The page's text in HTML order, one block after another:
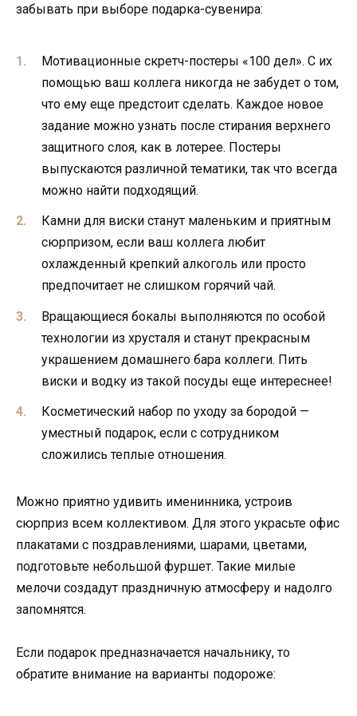
забывать при выборе подарка-сувенира:
Мотивационные скретч-постеры «100 дел». С их
помощью ваш коллега никогда не забудет о том,
что ему еще предстоит сделать. Каждое новое
задание можно узнать после стирания верхнего
защитного слоя, как в лотерее. Постеры
выпускаются различной тематики, так что всегда
можно найти подходящий.
Камни для виски станут маленьким и приятным
сюрпризом, если ваш коллега любит
охлажденный крепкий алкоголь или просто
предпочитает не слишком горячий чай.
Вращающиеся бокалы выполняются по особой
технологии из хрусталя и станут прекрасным
украшением домашнего бара коллеги. Пить
виски и водку из такой посуды еще интереснее!
Косметический набор по уходу за бородой —
уместный подарок, если с сотрудником
сложились теплые отношения.
Можно приятно удивить именинника, устроив
сюрприз всем коллективом. Для этого украсьте офис
плакатами с поздравлениями, шарами, цветами,
подготовьте небольшой фуршет. Такие милые
мелочи создадут праздничную атмосферу и надолго
запомнятся.
Если подарок предназначается начальнику, то
обратите внимание на варианты подороже: